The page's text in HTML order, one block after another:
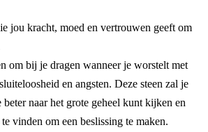
jou kracht, moed en vertrouwen geeft om
om bij je dragen wanneer je worstelt met
en angsten. Deze steen zal je
naar het grote geheel kunt kijken en
vinden om een beslissing te maken.